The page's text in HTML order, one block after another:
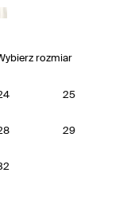
rozmiar
25
29